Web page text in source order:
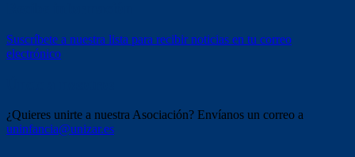
Suscríbete a nuestra lista para recibir noticias en tu correo
electrónico
¿Quieres unirte a nuestra Asociación? Envíanos un correo a
uninfancia@unizar.es